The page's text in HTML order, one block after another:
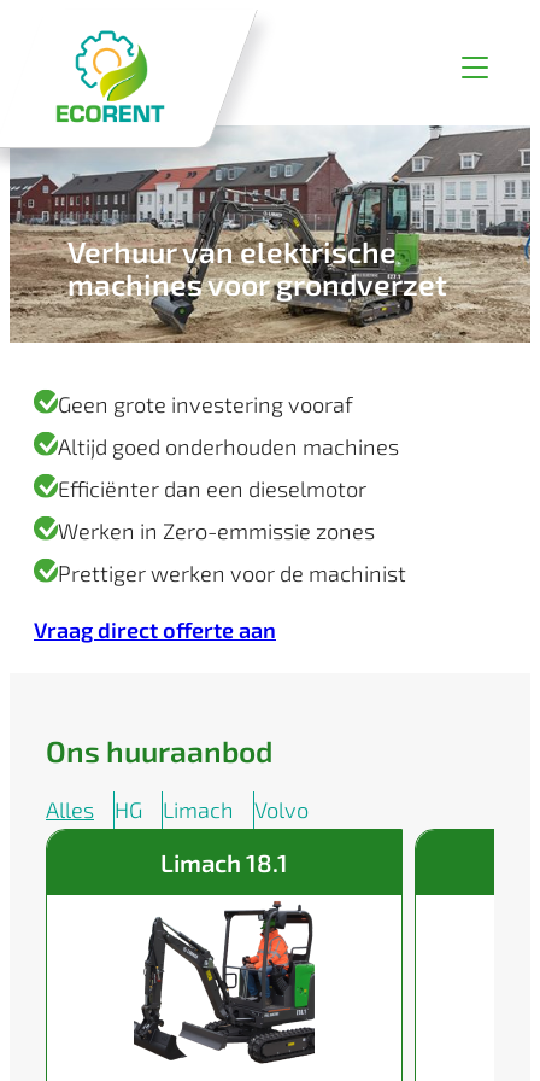
Verhuur van elektrische
machines voor grondverzet
Geen grote investering vooraf
Altijd goed onderhouden machines
Efficiënter dan een dieselmotor
Werken in Zero-emmissie zones
Prettiger werken voor de machinist
Vraag direct offerte aan
Ons huuraanbod
Alles HG Limach Volvo
Limach 18.1